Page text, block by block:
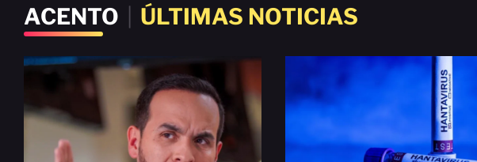
ACENTO ÚLTIMAS NOTICIAS